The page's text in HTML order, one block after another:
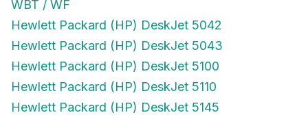
Hewlett Packard (HP) DeskJet 5042
Hewlett Packard (HP) DeskJet 5043
Hewlett Packard (HP) DeskJet 5100
Hewlett Packard (HP) DeskJet 5110
Hewlett Packard (HP) DeskJet 5145